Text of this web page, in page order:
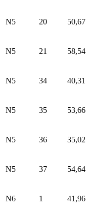
N5 20 50,67
N5 21 58,54
N5 34 40,31
N5 35 53,66
N5 36 35,02
N5 37 54,64
N6 1 41,96